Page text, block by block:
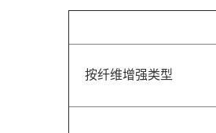
按纤维增强类型